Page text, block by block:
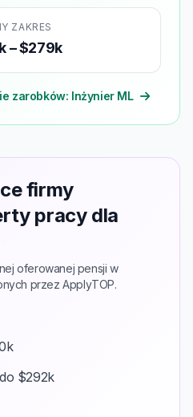
ZAKRES
– $279k
zarobków: Inżynier ML
firmy
pracy dla
oferowanej pensji w
przez ApplyTOP.
$292k